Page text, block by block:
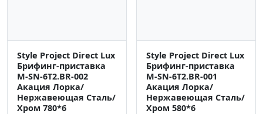
Style Project Direct Lux
Брифинг-приставка
M-SN-6T2.BR-002
Акация Лорка/
Нержавеющая Сталь/
Хром 780*6
Style Project Direct Lux
Брифинг-приставка
M-SN-6T2.BR-001
Акация Лорка/
Нержавеющая Сталь/
Хром 580*6